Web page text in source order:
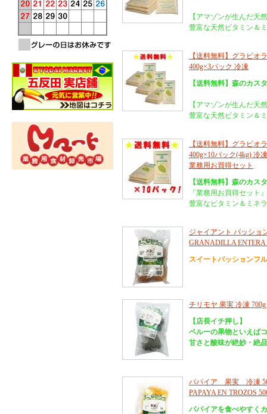
【アマゾンが生んだ天
豊富な天然ビタミン＆
【送料無料】グラビオ
400g×3パック 冷凍
【送料無料】森のカス
【アマゾンが生んだ天
豊富な天然ビタミン＆
【送料無料】グラビオ
400g×10パック(4kg) 冷凍
業務用お買得セット
【送料無料】森のカス
『業務用お買得セット
豊富なビタミン＆ミネ
ジャイアント パッショ
GRANADILLA ENTERA
スイートパッションフ
チリモヤ 果実 冷凍
【店長イチ押し】
ペルーの果物といえば
甘さと酸味が絶妙・絶
パパイア 果実 冷凍
PAPAYA EN TROZOS
パパイアを食べやすく